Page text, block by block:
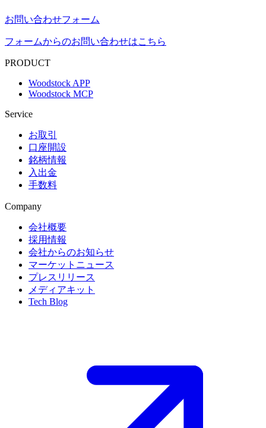
お問い合わせフォーム
フォームからのお問い合わせはこちら
PRODUCT
Woodstock APP
Woodstock MCP
Service
お取引
口座開設
銘柄情報
入出金
手数料
Company
会社概要
採用情報
会社からのお知らせ
マーケットニュース
プレスリリース
メディアキット
Tech Blog